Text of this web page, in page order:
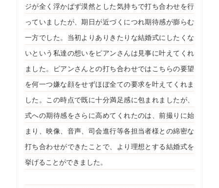
ジが全く浮かばず漠然とした気持ちで打ち合わせを行
っていましたが、期日が近づくにつれ期待感が膨らむ
一方でした。当初よりありきたりな結婚式にしたくな
いという私達の想いをピアンさんは見事に叶えてくれ
ました。ピアンさんとの打ち合わせではこちらの要望
を何一つ嫌な顔をせずほぼ全ての要求を叶えてくれま
した。この時点で既に十分満足感に包まれましたが、
式への期待感をさらに高めてくれたのは、前撮りに始
まり、映像、音声、司会進行等各担当者様との綿密な
打ち合わせができたことで、より理想とする結婚式を
挙げることができました。